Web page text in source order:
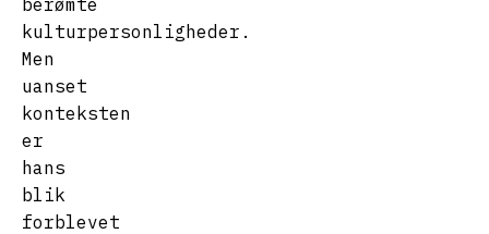
berømte
kulturpersonligheder.
Men
uanset
konteksten
er
hans
blik
forblevet